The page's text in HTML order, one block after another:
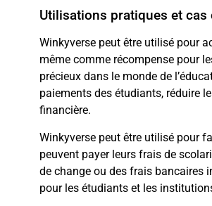
Utilisations pratiques et cas
Winkyverse peut être utilisé pour
même comme récompense pour
précieux dans le monde de
paiements des étudiants, réduire
financière.
Winkyverse peut être utilisé pour
peuvent payer leurs frais de
de change ou des frais bancaires
pour les étudiants et les